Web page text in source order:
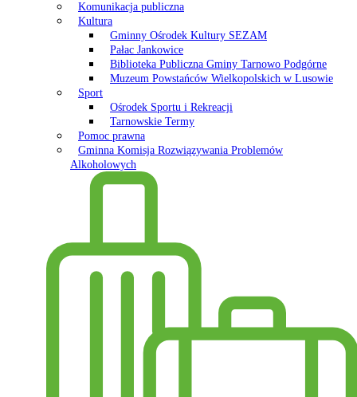
Komunikacja publiczna
Kultura
Gminny Ośrodek Kultury SEZAM
Pałac Jankowice
Biblioteka Publiczna Gminy Tarnowo Podgórne
Muzeum Powstańców Wielkopolskich w Lusowie
Sport
Ośrodek Sportu i Rekreacji
Tarnowskie Termy
Pomoc prawna
Gminna Komisja Rozwiązywania Problemów
Alkoholowych